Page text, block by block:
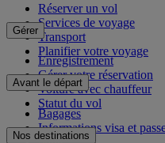
Réserver un vol
Services de voyage
Transport
Planifier votre voyage
Gérer
Enregistrement
Gérer votre réservation
Voiture avec chauffeur
Statut du vol
Avant le départ
Bagages
Informations visa et
Nos destinations